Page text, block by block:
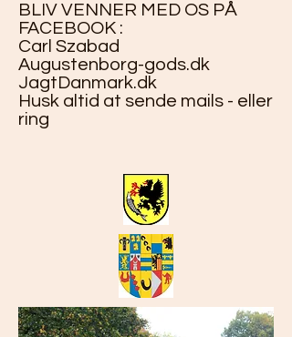
BLIV VENNER MED OS PÅ
FACEBOOK : ​
Carl Szabad
Augustenborg-gods.dk
JagtDanmark.dk
Husk altid at sende mails - eller
ring